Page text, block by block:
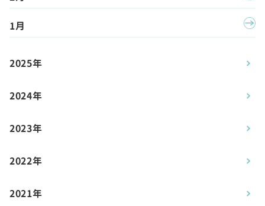
1月
2025年
2024年
2023年
2022年
2021年